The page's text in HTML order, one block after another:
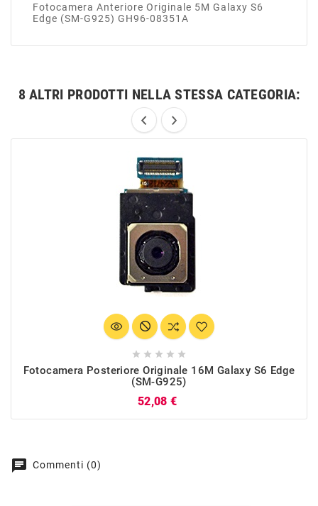
Fotocamera Anteriore Originale 5M Galaxy S6
Edge (SM-G925) GH96-08351A
8 ALTRI PRODOTTI NELLA STESSA CATEGORIA:
    
Fotocamera Posteriore Originale 16M Galaxy S6 Edge
(SM-G925)
52,08 €
chat Commenti (0)